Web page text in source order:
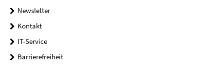
Newsletter
Kontakt
IT-Service
Barrierefreiheit